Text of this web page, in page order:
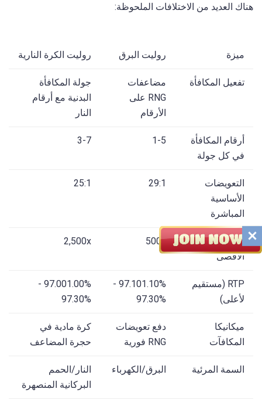
هناك العديد من الاختلافات الملحوظة:
ميزة روليت البرق روليت الكرة النارية
تفعيل المكافأة
مضاعفات
RNG على
الأرقام
جولة المكافأة
البدنية مع أرقام
النار
أرقام المكافأة
في كل جولة
1-5
3-7
التعويضات
الأساسية
المباشرة
29:1
25:1
المضاعف
الأقصى
500x
2,500x
RTP (مستقيم
لأعلى)
97.101.10% -
97.30%
97.001.00% -
97.30%
ميكانيكا
المكافآت
دفع تعويضات
RNG فورية
كرة مادية في
حجرة المضاعف
السمة المرئية البرق/الكهرباء
النار/الحمم
البركانية المنصهرة